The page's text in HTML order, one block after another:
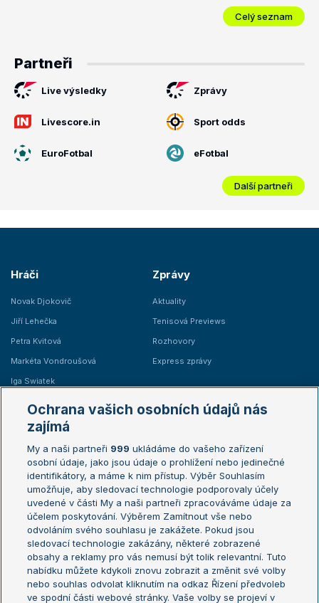
Celý seznam
Partneři
Live výsledky Zprávy
Livescore.in Sport odds
EuroFotbal eFotbal
Další partneři
Hráči
Novak Djokovič
Jiří Lehečka
Petra Kvitová
Markéta Vondroušová
Iga Swiatek
Zprávy
Aktuality
Tenisová Previews
Rozhovory
Express zprávy
Žebříčky
Žebříček ATP (muži)
Žebříček WTA (ženy)
Sázkařský žebříček
Australian Open
French Open
Wimbledon
US Open
Turnaj mistrů
Turnaj mistryň
Aktualní trendy
Fotbalové přestupy
Ochrana vašich osobních údajů nás
zajímá
My a naši partneři 999 ukládáme do vašeho zařízení
osobní údaje, jako jsou údaje o prohlížení nebo jedinečné
identifikátory, a máme k nim přístup. Výběr Souhlasím
umožňuje, aby sledovací technologie podporovaly účely
uvedené v části My a naši partneři zpracováváme údaje za
účelem poskytování. Výběrem Zamítnout vše nebo
odvoláním svého souhlasu je zakážete. Pokud jsou
sledovací technologie zakázány, některé zobrazené
obsahy a reklamy pro vás nemusí být tolik relevantní. Tuto
nabídku můžete kdykoli znovu zobrazit a změnit své volby
nebo souhlas odvolat kliknutím na odkaz Řízení předvoleb
ve spodní části webové stránky. Vaše volby se projeví v